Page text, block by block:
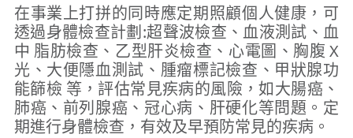
在事業上打拼的同時應定期照顧個人健康，可
透過身體檢查計劃:超聲波檢查、血液測試、血
中 脂肪檢查、乙型肝炎檢查、心電圖、胸腹 X
光、大便隱血測試、腫瘤標記檢查、甲狀腺功
能篩檢 等，評估常見疾病的風險，如大腸癌、
肺癌、前列腺癌、冠心病、肝硬化等問題。定
期進行身體檢查，有效及早預防常見的疾病。